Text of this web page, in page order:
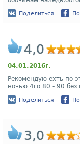
Поделиться
4,0
04.01.2016г.
Рекомендую ехть по
ночью 4го 80 - 90 без
Поделиться
3,0